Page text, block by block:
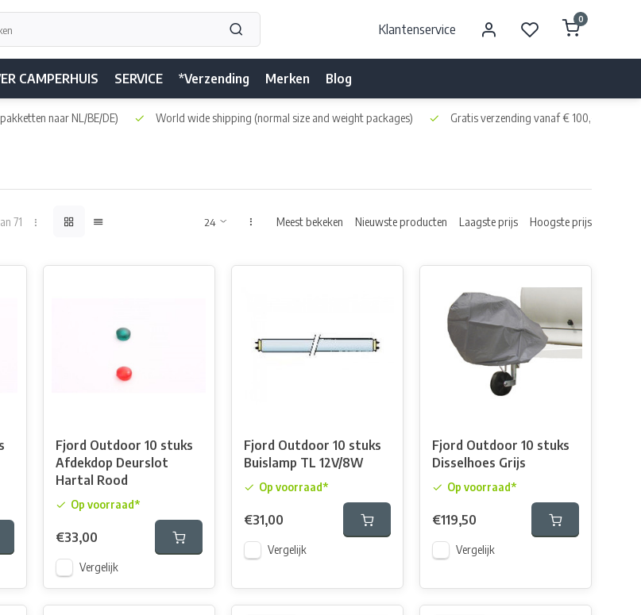
Klantenservice
0
CAMPERHUIS SERVICE *Verzending Merken Blog
naar NL/BE/DE) World wide shipping (normal size and weight packages) Gratis verzending vanaf € 100,- naar NL
71 Meest bekeken Nieuwste producten Laagste prijs Hoogste prijs
Fjord Outdoor 10 stuks
Afdekdop Deurslot
Hartal Rood
Op voorraad*
€33,00
Vergelijk
Fjord Outdoor 10 stuks
Buislamp TL 12V/8W
Op voorraad*
€31,00
Vergelijk
Fjord Outdoor 10 stuks
Disselhoes Grijs
Op voorraad*
€119,50
Vergelijk